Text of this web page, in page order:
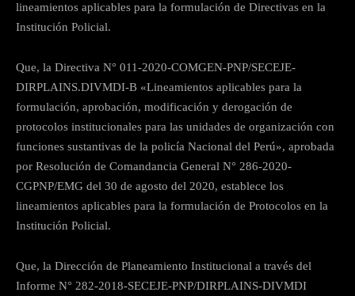
lineamientos aplicables para la formulación de Directivas en la
Institución Policial.
Que, la Directiva N° 011-2020-COMGEN-PNP/SECEJE-
DIRPLAINS.DIVMDI-B «Lineamientos aplicables para la
formulación, aprobación, modificación y derogación de
protocolos institucionales para las unidades de organización con
funciones sustantivas de la policía Nacional del Perú», aprobada
por Resolución de Comandancia General N° 286-2020-
CGPNP/EMG del 30 de agosto del 2020, establece los
lineamientos aplicables para la formulación de Protocolos en la
Institución Policial.
Que, la Dirección de Planeamiento Institucional a través del
Informe N° 282-2018-SECEJE-PNP/DIRPLAINS-DIVMDI